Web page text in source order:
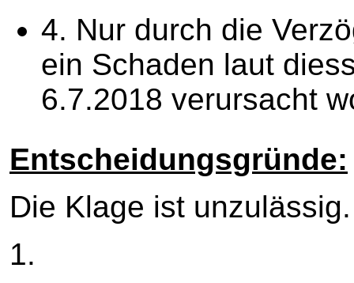
4. Nur durch die
ein Schaden laut
6.7.2018 verursacht
Entscheidungsgründe:
Die Klage ist unzulässig.
1.